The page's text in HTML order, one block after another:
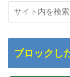
ブロックし